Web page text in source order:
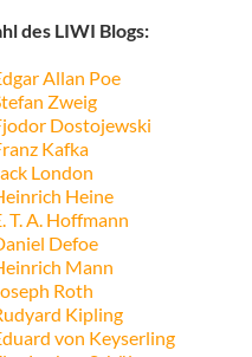
des LIWI Blogs:
Allan Poe
Zweig
Dostojewski
Kafka
London
Heine
T. A. Hoffmann
Defoe
Mann
Roth
Kipling
von Keyserling